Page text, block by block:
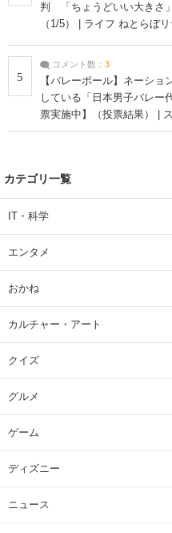
判 「ちょうどいい大きさ
（1/5） | ライフ ねとらぼ
5
コメント数： 3
【バレーボール】ネーシ
している「日本男子バレー
票実施中】（投票結果） |
カテゴリ一覧
IT・科学
エンタメ
おかね
カルチャー・アート
クイズ
グルメ
ゲーム
ディズニー
ニュース